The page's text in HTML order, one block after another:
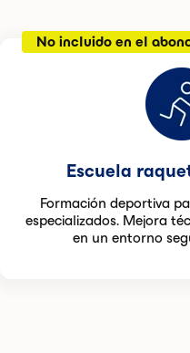
No incluido en el
Escuela
Formación deportiva
especializados. Mejora
en un entorno